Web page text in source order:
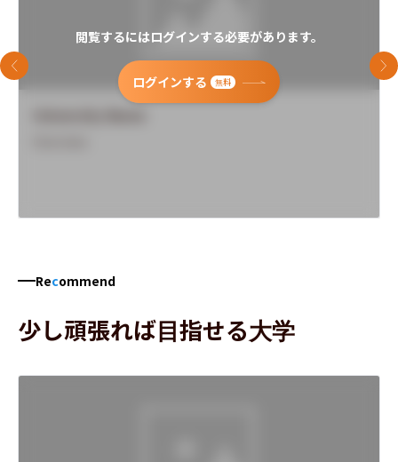
閲覧するにはログインする必要があります。
ログインする 無料
前のスライド 次
Recommend
少し頑張れば目指せる大学